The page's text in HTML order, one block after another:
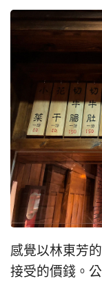
感覺以林東芳
接受的價錢。